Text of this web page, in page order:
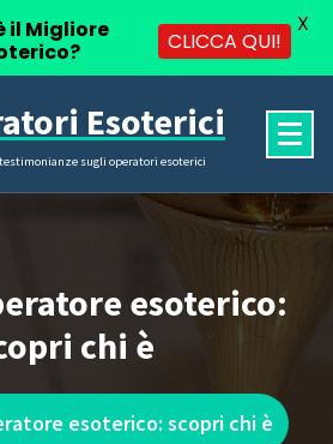
Esoterici
sugli operatori esoterici
esoterico:
chi è
esoterico: scopri chi è
il Migliore
CLICCA QUI!
X